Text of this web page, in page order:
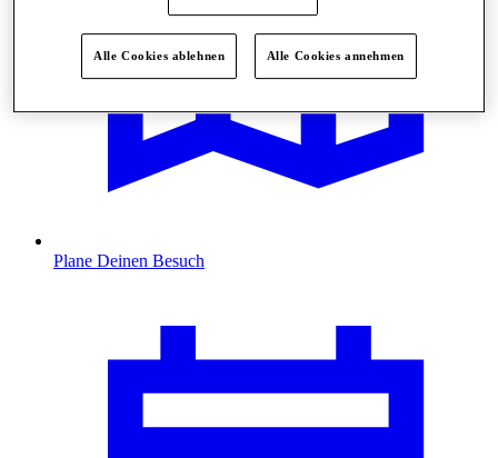
Plane Deinen Besuch
Alle Cookies ablehnen Alle Cookies annehmen